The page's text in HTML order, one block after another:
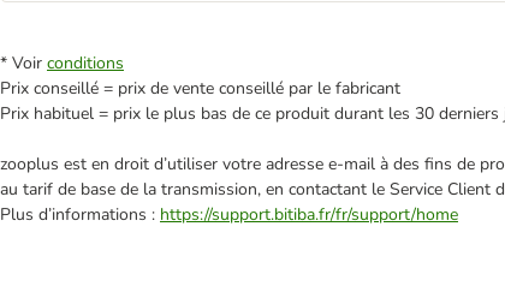
* Voir conditions
Prix conseillé = prix de vente conseillé par le fabricant
Prix habituel = prix le plus bas de ce produit durant les 30 derniers
zooplus est en droit d’utiliser votre adresse e‑mail à des fins de
au tarif de base de la transmission, en contactant le Service Client
Plus d’informations : https://support.bitiba.fr/fr/support/home